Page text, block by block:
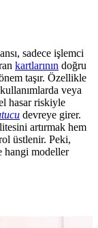
sadece işlemci
kartlarının doğru
taşır. Özellikle
veya
hasar riskiyle
devreye girer.
artırmak hem
üstlenir. Peki,
hangi modeller